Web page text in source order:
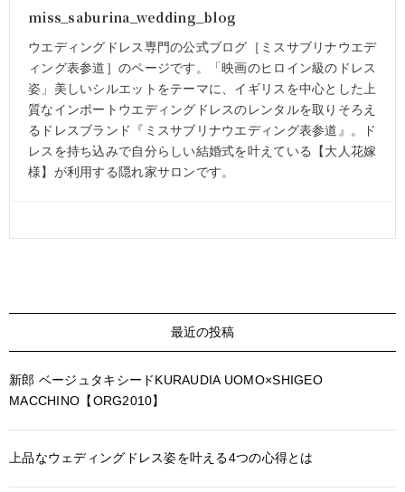
miss_saburina_wedding_blog
ウエディングドレス専門の公式ブログ［ミスサブリナウエデ
ィング表参道］のページです。「映画のヒロイン級のドレス
姿」美しいシルエットをテーマに、イギリスを中心とした上
質なインポートウエディングドレスのレンタルを取りそろえ
るドレスブランド『ミスサブリナウエディング表参道』。ド
レスを持ち込みで自分らしい結婚式を叶えている【大人花嫁
様】が利用する隠れ家サロンです。
最近の投稿
新郎 ベージュタキシードKURAUDIA UOMO×SHIGEO
MACCHINO【ORG2010】
上品なウェディングドレス姿を叶える4つの心得とは